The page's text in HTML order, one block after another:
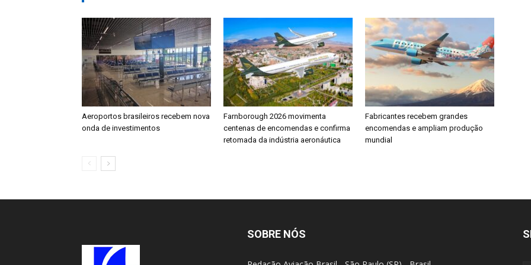
Aeroportos brasileiros recebem nova
onda de investimentos
Farnborough 2026 movimenta
centenas de encomendas e confirma
retomada da indústria aeronáutica
Fabricantes recebem grandes
encomendas e ampliam produção
mundial
SOBRE NÓS